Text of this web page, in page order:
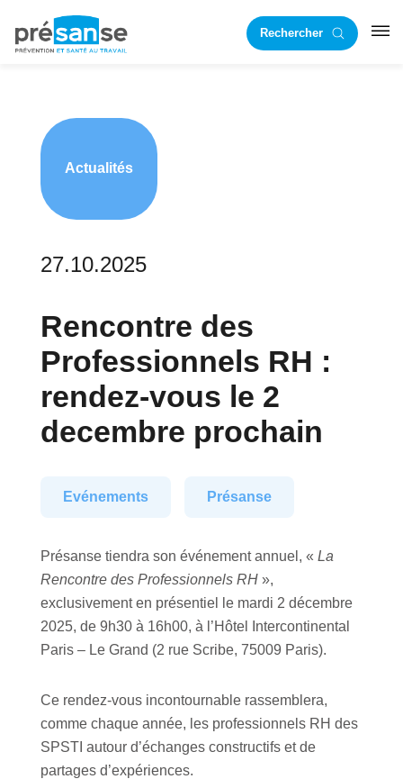
principale
RechercherRST
Actualités
27.10.2025
Rencontre des
Professionnels RH :
rendez-vous le 2
decembre prochain
Evénements Présanse
Présanse tiendra son événement annuel, « La
Rencontre des Professionnels RH»,
exclusivement en présentiel le mardi 2 décembre
2025, de 9h30 à 16h00, à l’Hôtel Intercontinental
Paris – Le Grand (2 rue Scribe, 75009 Paris).
Ce rendez-vous incontournable rassemblera,
comme chaque année, les professionnels RH des
SPSTI autour d’échanges constructifs et de
partages d’expériences.